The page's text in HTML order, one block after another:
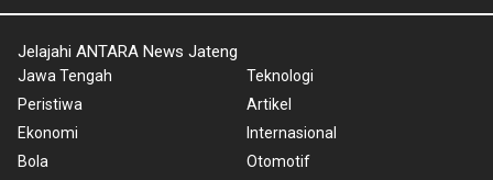
Jelajahi ANTARA News Jateng
Jawa Tengah
Peristiwa
Ekonomi
Bola
Teknologi
Artikel
Internasional
Otomotif